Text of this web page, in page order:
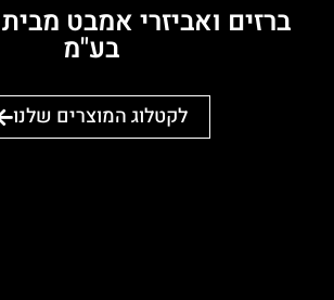
ברזים ואביזרי אמבט
בע"מ
לקטלוג המוצרים שלנו